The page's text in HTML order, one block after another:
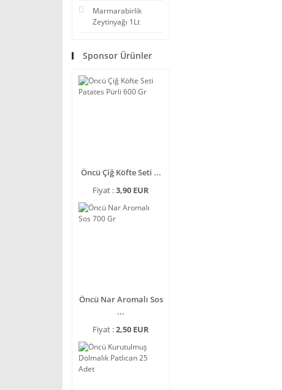
Marmarabirlik
Zeytinyağı 1Lt
Sponsor Ürünler
Öncü Çiğ Köfte Seti ...
Fiyat :3,90 EUR
Öncü Nar Aromalı Sos
...
Fiyat :2,50 EUR